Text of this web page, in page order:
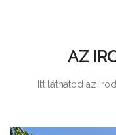
AZ
Itt láthatod az